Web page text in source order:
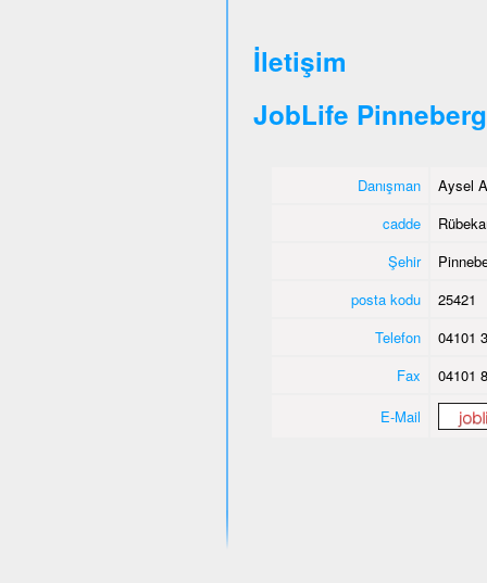
İletişim
JobLife Pinneberg
Danışman
Aysel
cadde
Şehir
posta kodu
25421
Telefon
04101
Fax
04101
E-Mail